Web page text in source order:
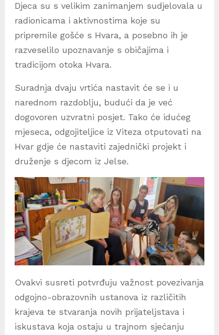
Djeca su s velikim zanimanjem sudjelovala u
radionicama i aktivnostima koje su
pripremile gošće s Hvara, a posebno ih je
razveselilo upoznavanje s običajima i
tradicijom otoka Hvara.
Suradnja dvaju vrtića nastavit će se i u
narednom razdoblju, budući da je već
dogovoren uzvratni posjet. Tako će idućeg
mjeseca, odgojiteljice iz Viteza otputovati na
Hvar gdje će nastaviti zajednički projekt i
druženje s djecom iz Jelse.
Ovakvi susreti potvrđuju važnost povezivanja
odgojno-obrazovnih ustanova iz različitih
krajeva te stvaranja novih prijateljstava i
iskustava koja ostaju u trajnom sjećanju